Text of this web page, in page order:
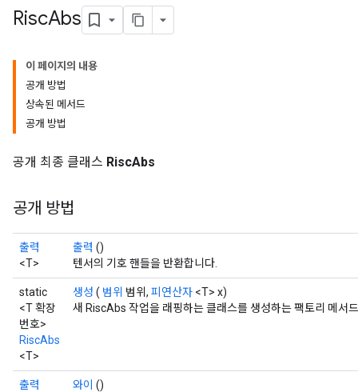
RiscAbs
이 페이지의 내용
공개 방법
상속된 메서드
공개 방법
공개 최종 클래스 RiscAbs
공개 방법
출력
<T>
출력 ()
텐서의 기호 핸들을 반환합니다.
static
<T 확장
번호>
RiscAbs
<T>
생성 ( 범위 범위, 피연산자 <T> x)
새 RiscAbs 작업을 래핑하는 클래스를 생성하는 팩토리 메서
출력
와이 ()